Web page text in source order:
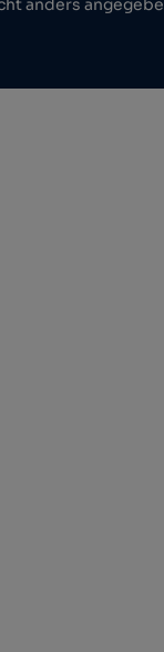
anders